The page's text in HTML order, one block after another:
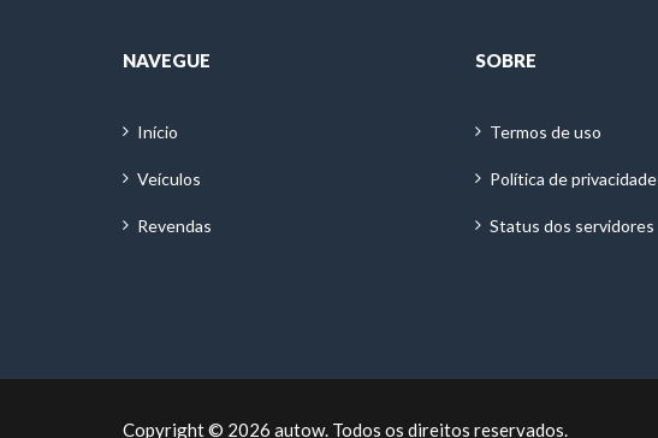
NAVEGUE
Início
Veículos
Revendas
SOBRE
Termos de uso
Política de privacidade
Status dos servidores
Copyright © 2026 autow. Todos os direitos reservados.